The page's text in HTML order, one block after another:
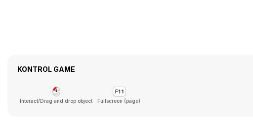
KONTROL GAME
Interact/Drag and drop object Fullscreen (page)